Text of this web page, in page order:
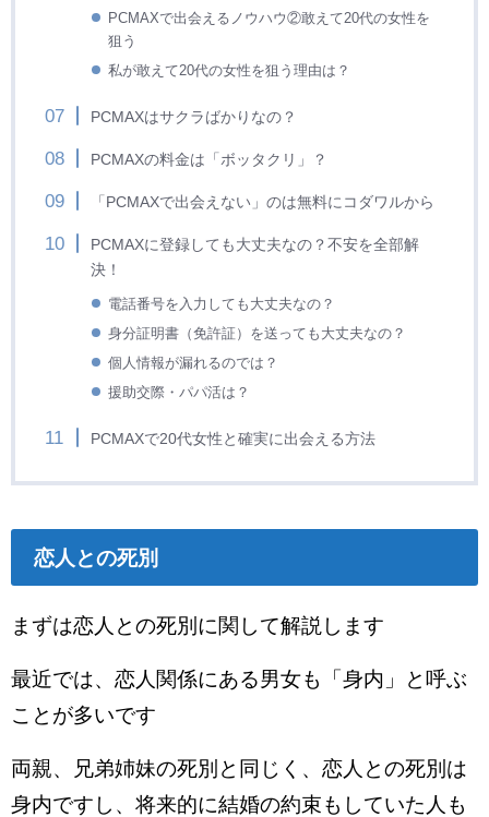
PCMAXで出会えるノウハウ②敢えて20代の女性を
狙う
私が敢えて20代の女性を狙う理由は？
PCMAXはサクラばかりなの？
PCMAXの料金は「ボッタクリ」？
「PCMAXで出会えない」のは無料にコダワルから
PCMAXに登録しても大丈夫なの？不安を全部解
決！
電話番号を入力しても大丈夫なの？
身分証明書（免許証）を送っても大丈夫なの？
個人情報が漏れるのでは？
援助交際・パパ活は？
PCMAXで20代女性と確実に出会える方法
恋人との死別
まずは恋人との死別に関して解説します
最近では、恋人関係にある男女も「身内」と呼ぶ
ことが多いです
両親、兄弟姉妹の死別と同じく、恋人との死別は
身内ですし、将来的に結婚の約束もしていた人も